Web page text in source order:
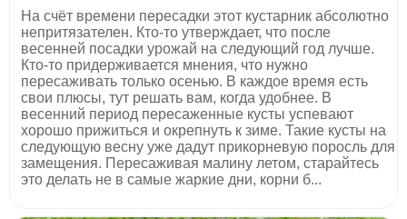
На счёт времени пересадки этот кустарник абсолютно
непритязателен. Кто-то утверждает, что после
весенней посадки урожай на следующий год лучше.
Кто-то придерживается мнения, что нужно
пересаживать только осенью. В каждое время есть
свои плюсы, тут решать вам, когда удобнее. В
весенний период пересаженные кусты успевают
хорошо прижиться и окрепнуть к зиме. Такие кусты на
следующую весну уже дадут прикорневую поросль для
замещения. Пересаживая малину летом, старайтесь
это делать не в самые жаркие дни, корни б...